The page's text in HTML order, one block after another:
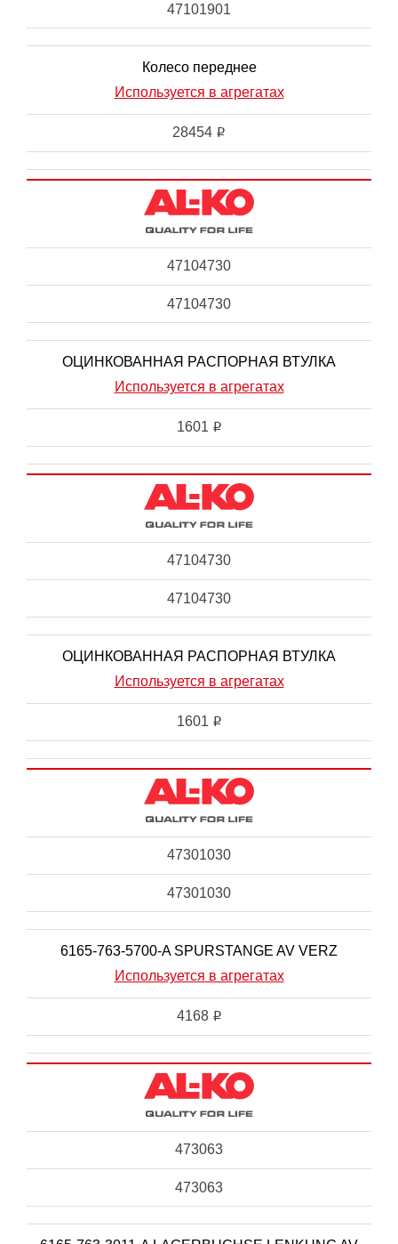
47101901
Колесо переднее
Используется в агрегатах
28454 i
47104730
47104730
ОЦИНКОВАННАЯ РАСПОРНАЯ ВТУЛКА
Используется в агрегатах
1601 i
47104730
47104730
ОЦИНКОВАННАЯ РАСПОРНАЯ ВТУЛКА
Используется в агрегатах
1601 i
47301030
47301030
6165-763-5700-A SPURSTANGE AV VERZ
Используется в агрегатах
4168 i
473063
473063